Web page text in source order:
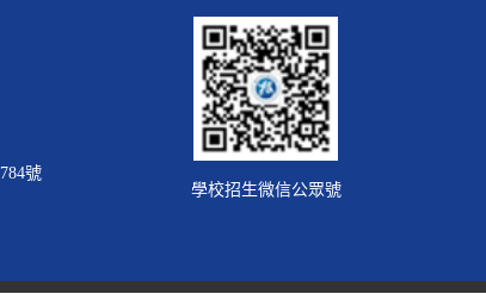
號
學校招生微信公眾號